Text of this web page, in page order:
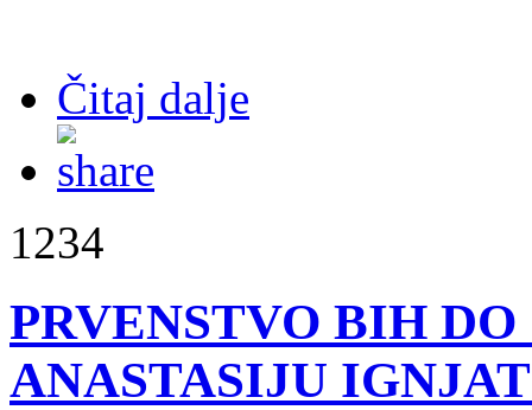
Čitaj dalje
1234
PRVENSTVO BIH
ANASTASIJU